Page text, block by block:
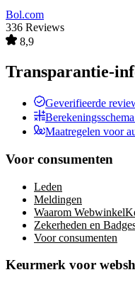
Bol.com
336 Reviews
8,9
Transparantie-
Geverifieerde
Maatregelen voor
Voor consumenten
Leden
Meldingen
Waarom
Zekerheden en
Voor consumenten
Keurmerk voor